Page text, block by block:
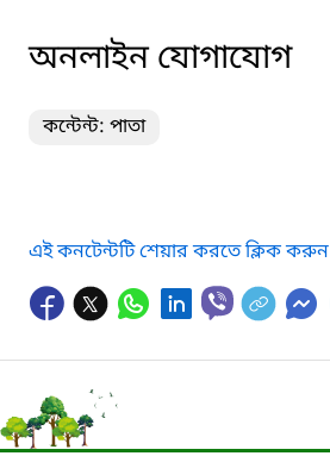
অনলাইন যোগাযোগ
কন্টেন্ট: পাতা
এই কনটেন্টটি শেয়ার করতে ক্লিক করুন